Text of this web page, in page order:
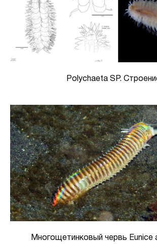
Polychaeta SP.
Многощетинковый червь Eunice